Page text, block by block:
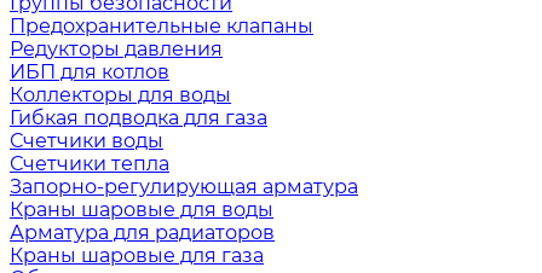
Предохранительные клапаны
Редукторы давления
ИБП для котлов
Коллекторы для воды
Гибкая подводка для газа
Счетчики воды
Счетчики тепла
Запорно-регулирующая арматура
Краны шаровые для воды
Арматура для радиаторов
Краны шаровые для газа